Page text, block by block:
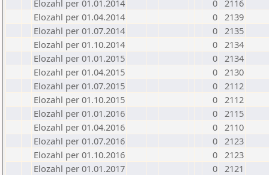
Elozahl per 01.01.2014
0 2116
Elozahl per 01.04.2014
0 2139
Elozahl per 01.07.2014
0 2135
Elozahl per 01.10.2014
0 2134
Elozahl per 01.01.2015
0 2134
Elozahl per 01.04.2015
0 2130
Elozahl per 01.07.2015
0 2112
Elozahl per 01.10.2015
0 2112
Elozahl per 01.01.2016
0 2115
Elozahl per 01.04.2016
0 2110
Elozahl per 01.07.2016
0 2123
Elozahl per 01.10.2016
0 2123
Elozahl per 01.01.2017
0 2121